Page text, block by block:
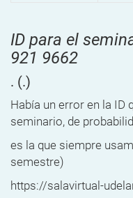
ID para el
921 9662
. (.)
Había un error en la ID
seminario, de
es la que siempre
semestre)
https://salavirtual-